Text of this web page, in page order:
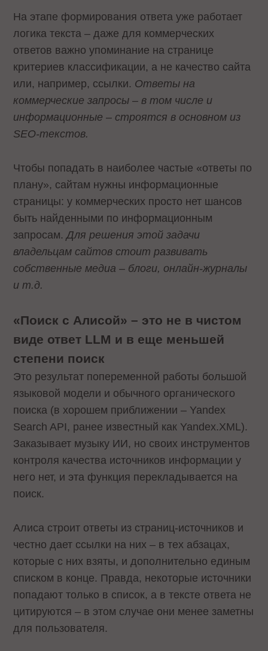
На этапе формирования ответа уже работает
логика текста – даже для коммерческих
ответов важно упоминание на странице
критериев классификации, а не качество сайта
или, например, ссылки. Ответы на
коммерческие запросы – в том числе и
информационные – строятся в основном из
SEO-текстов.
Чтобы попадать в наиболее частые «ответы по
плану», сайтам нужны информационные
страницы: у коммерческих просто нет шансов
быть найденными по информационным
запросам.Для решения этой задачи
владельцам сайтов стоит развивать
собственные медиа – блоги, онлайн-журналы
и т.д.
«Поиск с Алисой» – это не в чистом
виде ответ LLM и в еще меньшей
степени поиск
Это результат попеременной работы большой
языковой модели и обычного органического
поиска (в хорошем приближении – Yandex
Search API, ранее известный как Yandex.XML).
Заказывает музыку ИИ, но своих инструментов
контроля качества источников информации у
него нет, и эта функция перекладывается на
поиск.
Алиса строит ответы из страниц-источников и
честно дает ссылки на них – в тех абзацах,
которые с них взяты, и дополнительно единым
списком в конце. Правда, некоторые источники
попадают только в список, а в тексте ответа не
цитируются – в этом случае они менее заметны
для пользователя.